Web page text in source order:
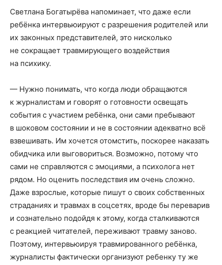
Светлана Богатырёва напоминает, что даже если
ребёнка интервьюируют с разрешения родителей или
их законных представителей, это нисколько
не сокращает травмирующего воздействия
на психику.
— Нужно понимать, что когда люди обращаются
к журналистам и говорят о готовности освещать
события с участием ребёнка, они сами пребывают
в шоковом состоянии и не в состоянии адекватно всё
взвешивать. Им хочется отомстить, поскорее наказать
обидчика или выговориться. Возможно, потому что
сами не справляются с эмоциями, а психолога нет
рядом. Но оценить последствия им очень сложно.
Даже взрослые, которые пишут о своих собственных
страданиях и травмах в соцсетях, вроде бы переварив
и сознательно подойдя к этому, когда сталкиваются
с реакцией читателей, переживают травму заново.
Поэтому, интервьюируя травмированного ребёнка,
журналисты фактически организуют ребенку ту же